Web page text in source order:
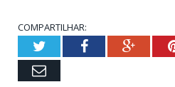
COMPARTILHAR:
TwitterFacebook
Email